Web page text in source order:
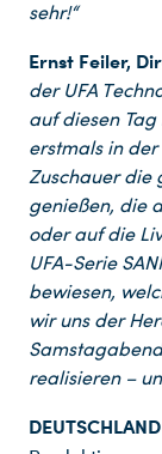
sehr!“
Ernst Feiler,
der UFA
auf diesen Tag
erstmals in
Zuschauer die
genießen, die
oder auf die
UFA-Serie
bewiesen,
wir uns der
realisieren –